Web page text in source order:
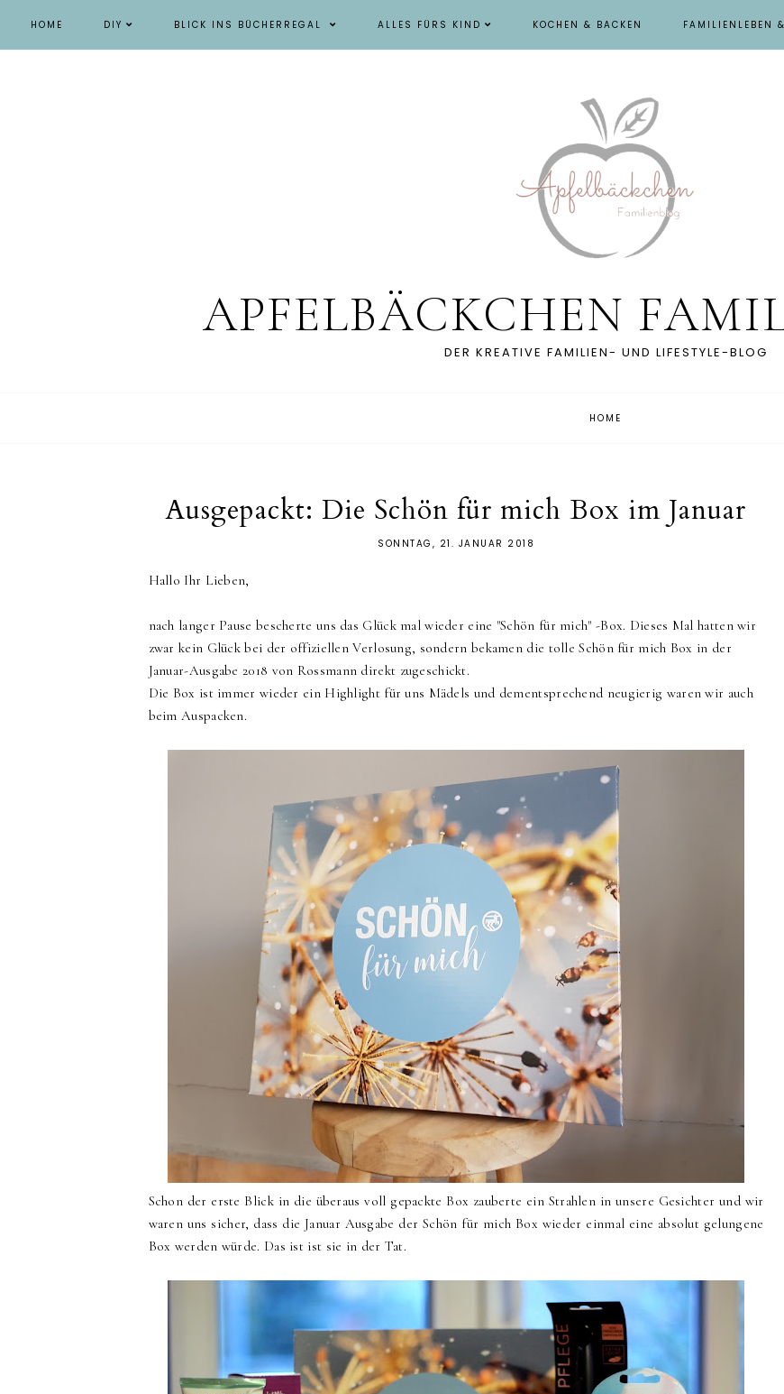
HOME DIY BLICK INS BÜCHERREGAL ALLES FÜRS KIND KOCHEN & BACKEN FAMILIENLEBEN
APFELBÄCKCHEN
DER KREATIVE FAMILIEN- UND LIFESTYLE-BLOG
HOME
Ausgepackt: Die Schön für mich Box im Januar
SONNTAG, 21. JANUAR 2018
Hallo Ihr Lieben,
nach langer Pause bescherte uns das Glück mal wieder eine "Schön für mich" -Box. Dieses Mal hatten wir
zwar kein Glück bei der offiziellen Verlosung, sondern bekamen die tolle Schön für mich Box in der
Januar-Ausgabe 2018 von Rossmann direkt zugeschickt.
Die Box ist immer wieder ein Highlight für uns Mädels und dementsprechend neugierig waren wir auch
beim Auspacken.
Schon der erste Blick in die überaus voll gepackte Box zauberte ein Strahlen in unsere Gesichter und wir
waren uns sicher, dass die Januar Ausgabe der Schön für mich Box wieder einmal eine absolut gelungene
Box werden würde. Das ist ist sie in der Tat.